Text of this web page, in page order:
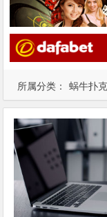
所属分类： 蜗牛扑